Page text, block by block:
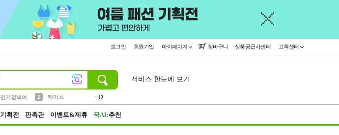
로그인 회원가입 마이페이지 장바구니 상품공급사센터 고객센터
인기검색어
2
케이스
12
서비스 한눈에 보기
기획전 판촉관 이벤트&제휴 꾹AI:추천